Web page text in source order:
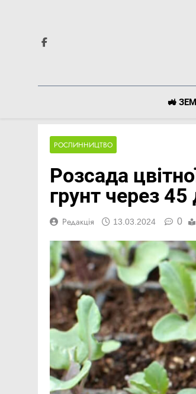
🚜
РОСЛИННИЦТВО
Розсада
грунт через 45
Редакція 13.03.2024 0